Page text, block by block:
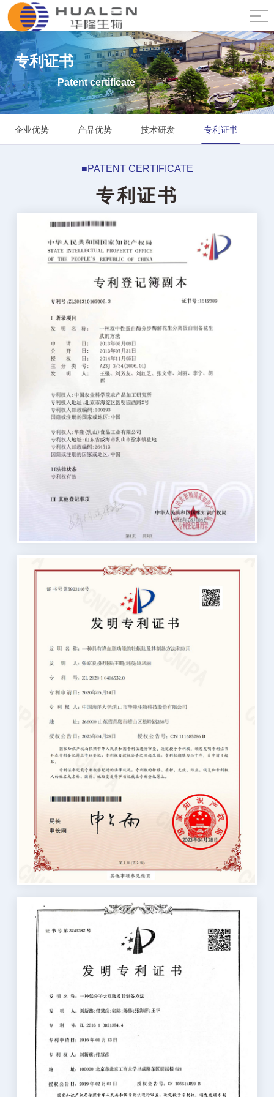
专利证书
Patent certificate
企业优势 产品优势 技术研发 专利证书
■PATENT CERTIFICATE
专利证书